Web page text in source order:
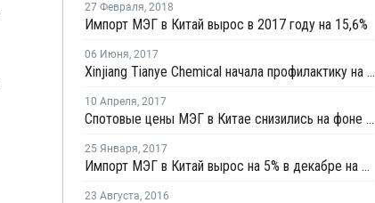
27 Февраля, 2018
Импорт МЭГ в Китай вырос в 2017 году на 15,6%
06 Июня, 2017
Xinjiang Tianye Chemical начала профилактику на заводе МЭГ в Китае
10 Апреля, 2017
Спотовые цены МЭГ в Китае снизились на фоне продолжающихся понижательных настроений на рынке
25 Января, 2017
Импорт МЭГ в Китай вырос на 5% в декабре на фоне возросшего спроса на полиэфир
23 Августа, 2016